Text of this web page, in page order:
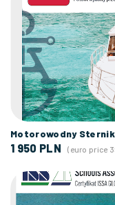
Motorowodny
1 950 PLN (euro price